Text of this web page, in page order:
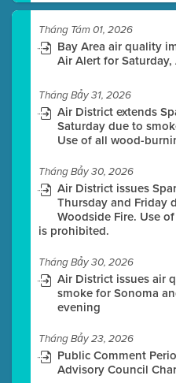
Tháng Tám 01, 2026
Bay Area air quality
Air Alert for
Tháng Bảy 31, 2026
Air District extends
Saturday due to
Use of all wood-
Tháng Bảy 30, 2026
Air District issues
Thursday and Friday
Woodside Fire. Use
is prohibited.
Tháng Bảy 30, 2026
Air District issues air
smoke for Sonoma
evening
Tháng Bảy 23, 2026
Public Comment
Advisory Council